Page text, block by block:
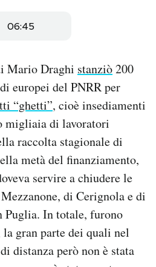
06:45
Mario Draghi stanziò200
europei del PNRR per
“ghetti”, cioè insediamenti
migliaia di lavoratori
raccolta stagionale di
metà del finanziamento,
servire a chiudere le
di Cerignola e di
Puglia. In totale, furono
gran parte dei quali nel
distanza però non è stata